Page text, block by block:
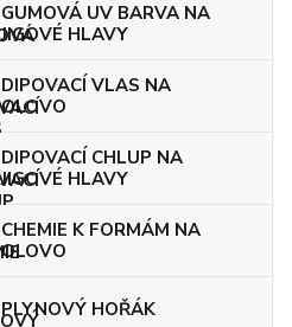
GUMOVÁ UV BARVA NA
JIGOVÉ HLAVY
DIPOVACÍ VLAS NA
OLOVO
DIPOVACÍ CHLUP NA
JIGOVÉ HLAVY
CHEMIE K FORMÁM NA
OLOVO
PLYNOVÝ HOŘÁK